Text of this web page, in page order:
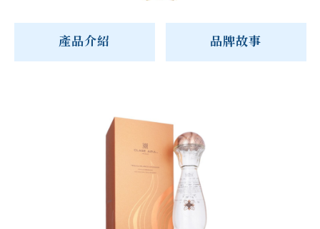
產品介紹 品牌故事